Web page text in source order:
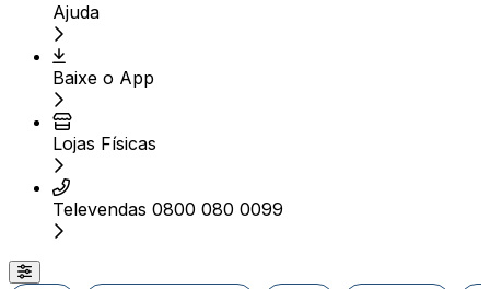
Ajuda
Baixe o App
Lojas Físicas
Televendas 0800 080 0099